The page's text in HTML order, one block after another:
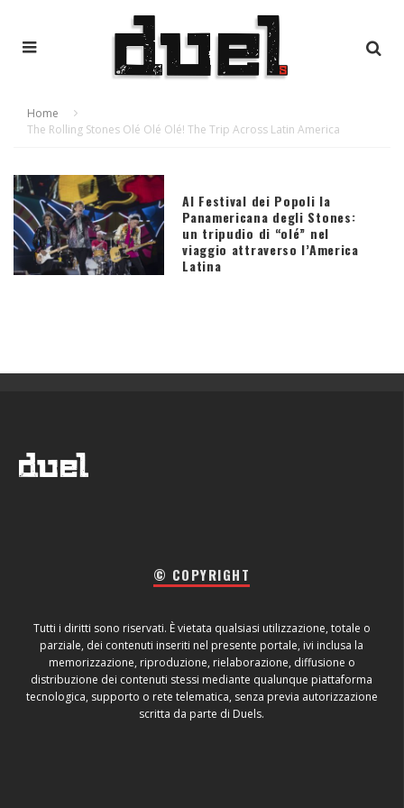
Home
The Rolling Stones Olé Olé Olé! The Trip Across Latin America
Al Festival dei Popoli la
Panamericana degli Stones:
un tripudio di “olé” nel
viaggio attraverso l’America
Latina
© COPYRIGHT
Tutti i diritti sono riservati. È vietata qualsiasi utilizzazione, totale o
parziale, dei contenuti inseriti nel presente portale, ivi inclusa la
memorizzazione, riproduzione, rielaborazione, diffusione o
distribuzione dei contenuti stessi mediante qualunque piattaforma
tecnologica, supporto o rete telematica, senza previa autorizzazione
scritta da parte di Duels.